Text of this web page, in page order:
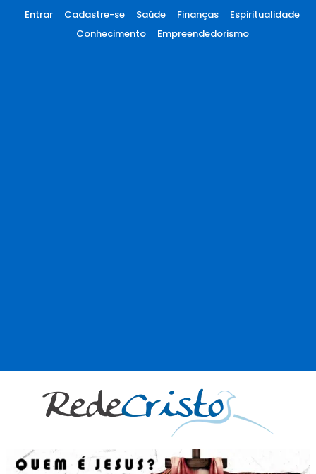
Entrar Cadastre-se Saúde Finanças
Espiritualidade
Conhecimento
Empreendedorismo
Rede Cristo